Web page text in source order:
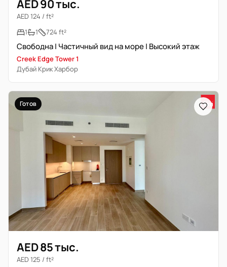
AED 90 тыс.
AED 124 / ft²
1
1 724 ft²
Свободна | Частичный вид на море | Высокий этаж
Creek Edge Tower 1
Дубай Крик Харбор
Готов
AED 85 тыс.
AED 125 / ft²